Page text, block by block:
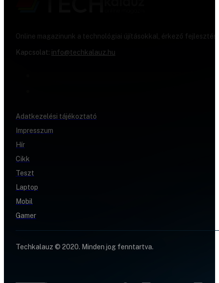
Online magazinunk a technológiai újításokkal, érkező
Kapcsolat: info@techkalauz.hu
Adatkezelési tájékoztató
Impresszum
Hír
Cikk
Teszt
Laptop
Mobil
Gamer
Techkalauz © 2020. Minden jog fenntartva.